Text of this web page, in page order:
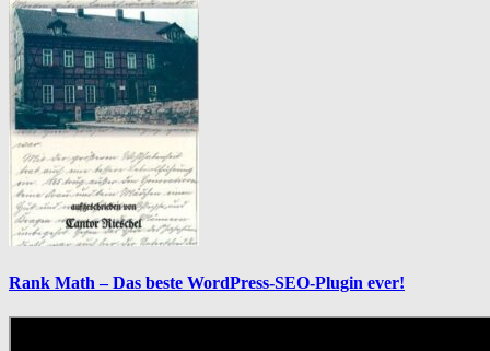
Rank Math – Das beste WordPress-SEO-Plugin ever!